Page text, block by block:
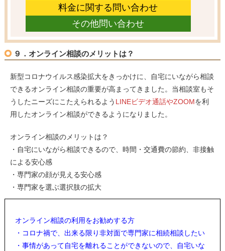
料金に関する問い合わせ
その他問い合わせ
９．オンライン相談のメリットは？
新型コロナウイルス感染拡大をきっかけに、自宅にいながら相談
できるオンライン相談の重要が高まってきました。当相談室もそ
うしたニーズにこたえられるよう LINEビデオ通話やZOOMを利
用したオンライン相談ができるようになりました。
オンライン相談のメリットは？
・自宅にいながら相談できるので、時間・交通費の節約、非接触
による安心感
・専門家の顔が見える安心感
・専門家を選ぶ選択肢の拡大
オンライン相談の利用をお勧めする方
・コロナ禍で、出来る限り非対面で専門家に相続相談したい
・事情があって自宅を離れることができないので、自宅いな